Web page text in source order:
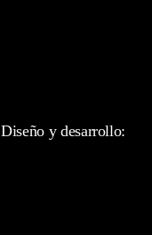
Diseño y desarrollo: